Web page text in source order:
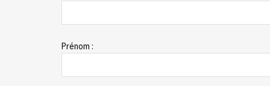
Prénom :